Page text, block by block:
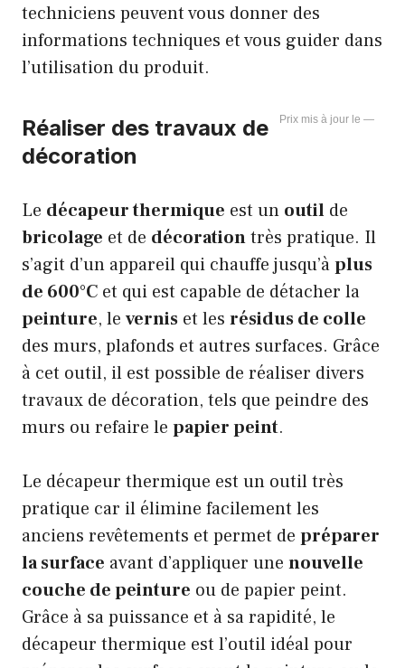
techniciens peuvent vous donner des
informations techniques et vous guider dans
l’utilisation du produit.
—
Réaliser des travaux de
décoration
Le décapeur thermique est un outil de
bricolage et de décorationtrès pratique. Il
s’agit d’un appareil qui chauffe jusqu’àplus
de 600°C et qui est capable de détacher la
peinture, le vernis et les résidus de colle
des murs, plafonds et autres surfaces. Grâce
à cet outil, il est possible de réaliser divers
travaux de décoration, tels que peindre des
murs ou refaire le papier peint.
Le décapeur thermique est un outil très
pratique car il élimine facilement les
anciens revêtements et permet de préparer
la surface avant d’appliquer une nouvelle
couche de peinture ou de papier peint.
Grâce à sa puissance et à sa rapidité, le
décapeur thermique est l’outil idéal pour